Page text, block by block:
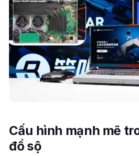
Cấu hình mạnh mẽ
đồ sộ